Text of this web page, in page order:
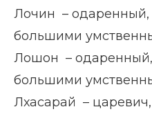
Лочин – одаренный,
большими
Лошон – одаренный,
большими
Лхасарай –